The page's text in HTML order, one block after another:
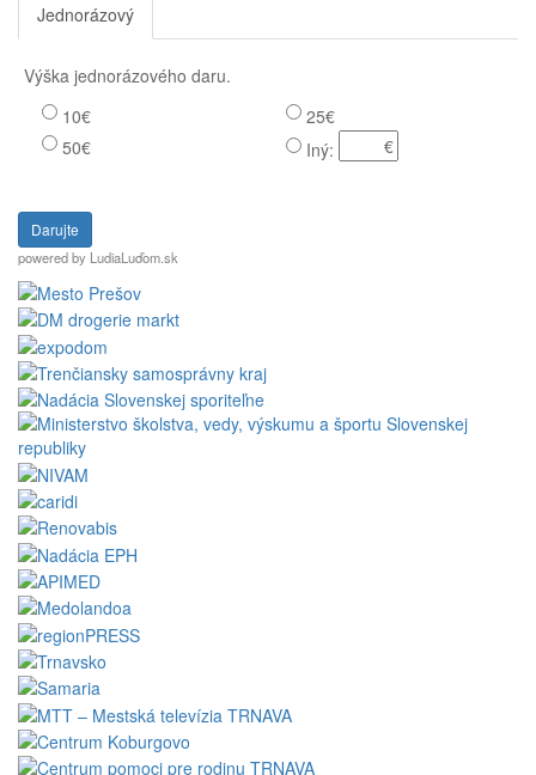
Jednorázový
Výška jednorázového daru.
10€
25€
50€
Iný:
Darujte
powered by LudiaLuďom.sk